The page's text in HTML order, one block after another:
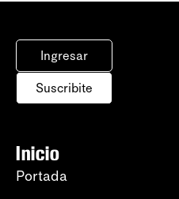
Ingresar
Suscribite
Inicio
Portada